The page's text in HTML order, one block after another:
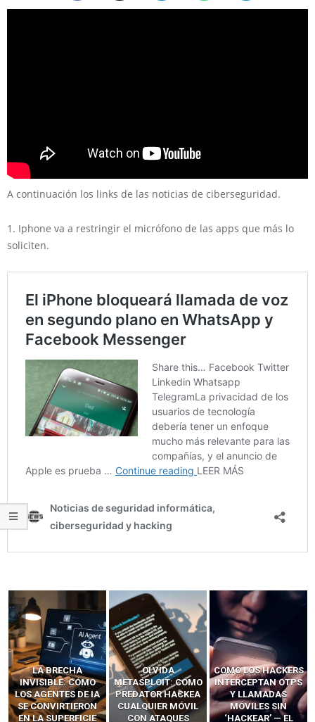
A continuación los links de las noticias de ciberseguridad.
1. Iphone va a restringir el micrófono de las apps que más lo
soliciten.
LA BRECHA
INVISIBLE: CÓMO
LOS AGENTES DE IA
SE CONVIRTIERON
EN LA SUPERFICIE
OLVIDA
METASPLOIT: CÓMO
PREDATOR HACKEA
CUALQUIER MÓVIL
CON ATAQUES
CÓMO LOS HACKERS
INTERCEPTAN OTPS
Y LLAMADAS
MÓVILES SIN
‘HACKEAR’ — EL